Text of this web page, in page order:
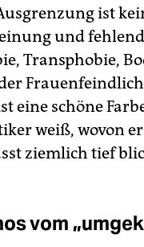
ist
und
Transphobie,
eine schöne
weiß, wovon
ziemlich tief
vom